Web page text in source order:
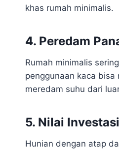
khas rumah minimalis.
4. Peredam
Rumah minimalis
penggunaan kaca
meredam suhu dari
5. Nilai
Hunian dengan atap